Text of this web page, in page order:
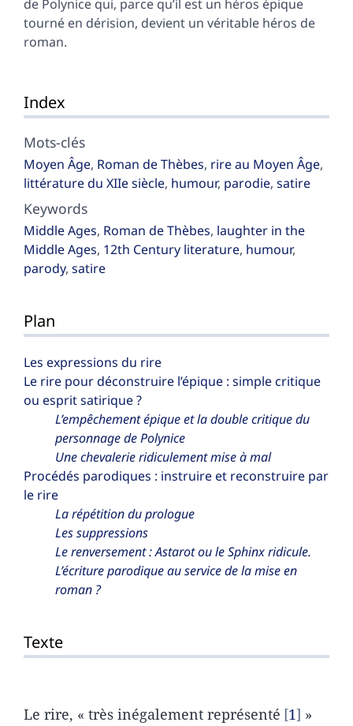
de Polynice qui, parce qu’il est un héros épique
tourné en dérision, devient un véritable héros de
roman.
Index
Mots-clés
Moyen Âge, Roman de Thèbes, rire au Moyen Âge,
littérature du XIIe siècle, humour, parodie, satire
Keywords
Middle Ages, Roman de Thèbes, laughter in the
Middle Ages, 12th Century literature, humour,
parody, satire
Plan
Les expressions du rire
Le rire pour déconstruire l’épique : simple critique
ou esprit satirique ?
L’empêchement épique et la double critique du
personnage de Polynice
Une chevalerie ridiculement mise à mal
Procédés parodiques : instruire et reconstruire par
le rire
La répétition du prologue
Les suppressions
Le renversement : Astarot ou le Sphinx ridicule.
L’écriture parodique au service de la mise en
roman ?
Texte
Le rire, « très inégalement représenté 1 »